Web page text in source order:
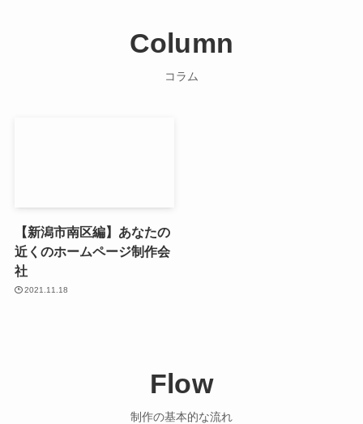
Column
コラム
【新潟市南区編】あなたの
近くのホームページ制作会
社
2021.11.18
Flow
制作の基本的な流れ